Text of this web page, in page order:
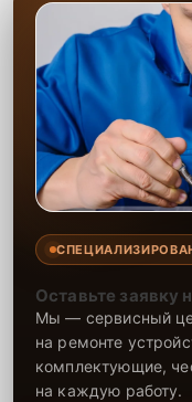
Оставьте заявку
Мы — сервисный
на ремонте
комплектующие,
на каждую работу.